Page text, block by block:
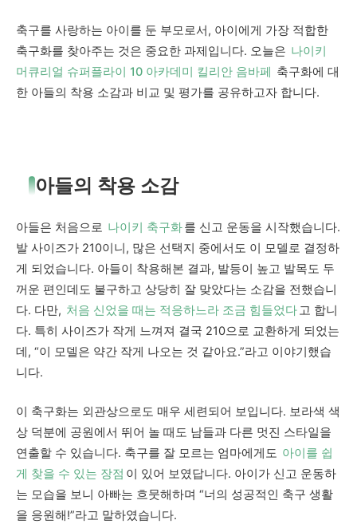
축구를 사랑하는 아이를 둔 부모로서, 아이에게 가장 적합한
축구화를 찾아주는 것은 중요한 과제입니다. 오늘은 나이키
머큐리얼 슈퍼플라이 10 아카데미 킬리안 음바페
축구화에 대
한 아들의 착용 소감과 비교 및 평가를 공유하고자 합니다.
아들의 착용 소감
아들은 처음으로 나이키 축구화를 신고 운동을 시작했습니다.
발 사이즈가 210이니, 많은 선택지 중에서도 이 모델로 결정하
게 되었습니다. 아들이 착용해본 결과, 발등이 높고 발목도 두
꺼운 편인데도 불구하고 상당히 잘 맞았다는 소감을 전했습니
다. 다만, 처음 신었을 때는 적응하느라 조금 힘들었다고 합니
다. 특히 사이즈가 작게 느껴져 결국 210으로 교환하게 되었는
데, “이 모델은 약간 작게 나오는 것 같아요.”라고 이야기했습
니다.
이 축구화는 외관상으로도 매우 세련되어 보입니다. 보라색 색
상 덕분에 공원에서 뛰어 놀 때도 남들과 다른 멋진 스타일을
연출할 수 있습니다. 축구를 잘 모르는 엄마에게도 아이를 쉽
게 찾을 수 있는 장점 이 있어 보였답니다. 아이가 신고 운동하
는 모습을 보니 아빠는 흐뭇해하며 “너의 성공적인 축구 생활
을 응원해!”라고 말하였습니다.